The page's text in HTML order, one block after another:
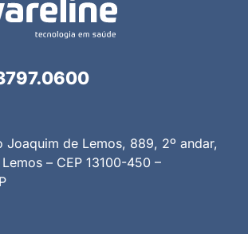
Joaquim de Lemos, 889, 2º andar,
– CEP 13100-450 –